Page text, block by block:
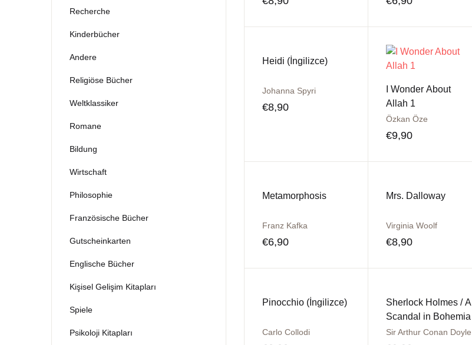
Französische Bücher
Psychologie
Politik
So erreichen Sie uns
Heidi (İngilizce)
Johanna Spyri
€8,90
I Wonder About
Allah 1
Özkan Öze
€9,90
Metamorphosis
Franz Kafka
€6,90
Mrs. Dalloway
Virginia Woolf
€8,90
Pinocchio (İngilizce)
Carlo Collodi
Sherlock Holmes / A
Scandal in Bohemia
Sir Arthur Conan Doyle
Recherche
Kinderbücher
Andere
Religiöse Bücher
Weltklassiker
Romane
Bildung
Wirtschaft
Philosophie
Französische Bücher
Gutscheinkarten
Englische Bücher
Kişisel Gelişim Kitapları
Spiele
Psikoloji Kitapları